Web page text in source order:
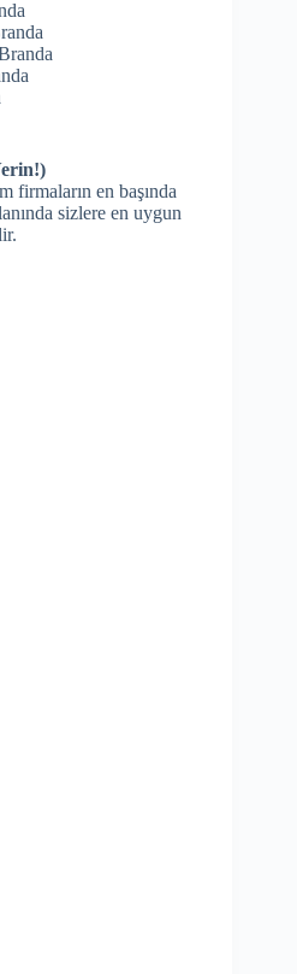
firmaların en başında
sizlere en uygun